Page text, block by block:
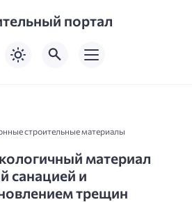
портал
строительные материалы
материал
санацией и
трещин